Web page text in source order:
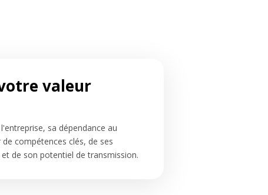
valeur
sa dépendance au
compétences clés, de ses
de son potentiel de transmission.